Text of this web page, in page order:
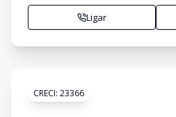
Ligar
CRECI: 23366